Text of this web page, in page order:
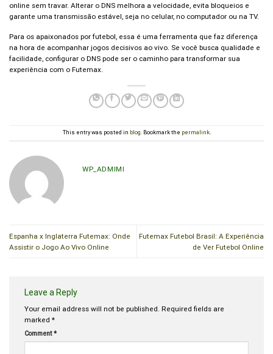
online sem travar. Alterar o DNS melhora a velocidade, evita bloqueios e
garante uma transmissão estável, seja no celular, no computador ou na TV.
Para os apaixonados por futebol, essa é uma ferramenta que faz diferença
na hora de acompanhar jogos decisivos ao vivo. Se você busca qualidade e
facilidade, configurar o DNS pode ser o caminho para transformar sua
experiência com o Futemax.
This entry was posted in blog . Bookmark the permalink.
WP_ADMIMI
Espanha x Inglaterra Futemax: Onde
Assistir o Jogo Ao Vivo Online
Futemax Futebol Brasil: A Experiência
de Ver Futebol Online
Leave a Reply
Your email address will not be published. Required fields are
marked *
Comment*